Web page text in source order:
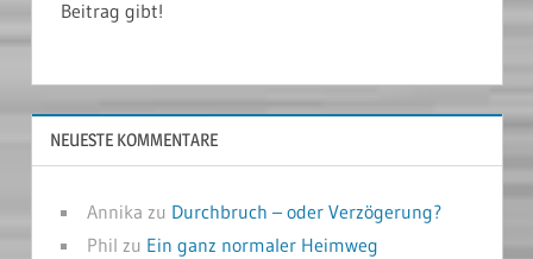
Beitrag gibt!
NEUESTE KOMMENTARE
Annika zu Durchbruch – oder Verzögerung?
Phil zu Ein ganz normaler Heimweg